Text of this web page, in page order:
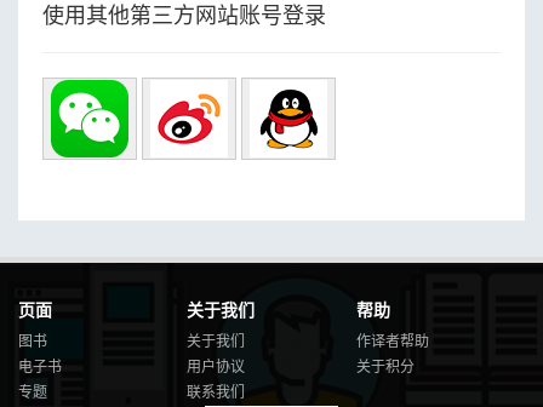
使用其他第三方网站账号登录
页面
图书
电子书
专题
关于我们
关于我们
用户协议
联系我们
帮助
作译者帮助
关于积分